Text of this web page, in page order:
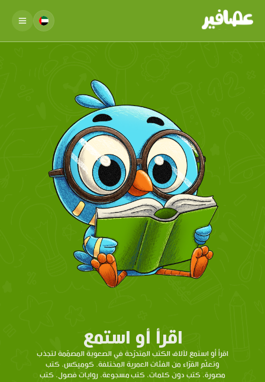
اقرأ أو استمع
اقرأ أو استمع لآلاف الكتب المتدرّحة في الصعوبة المصمّمة لتجذب
وتعلّم القرّاء من الفئات العمرية المختلفة. كوميكس، كتب
مصورة، كتب دون كلمات، كتب مسجوعة، روايات فصول، كتب